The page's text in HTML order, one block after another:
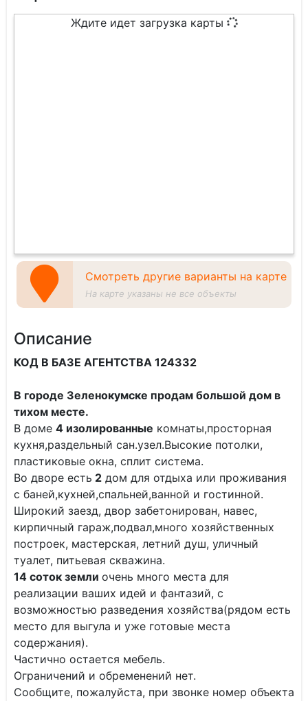
Ждите идет загрузка карты
Смотреть другие варианты на карте
На карте указаны не все объекты
Описание
КОД В БАЗЕ АГЕНТСТВА 124332
В городе Зеленокумске продам большой дом в
тихом месте.
В доме 4 изолированные комнаты,просторная
кухня,раздельный сан.узел.Высокие потолки,
пластиковые окна, сплит система.
Во дворе есть 2 дом для отдыха или проживания
с баней,кухней,спальней,ванной и гостинной.
Широкий заезд, двор забетонирован, навес,
кирпичный гараж,подвал,много хозяйственных
построек, мастерская, летний душ, уличный
туалет, питьевая скважина.
14 соток земли очень много места для
реализации ваших идей и фантазий, с
возможностью разведения хозяйства(рядом есть
место для выгула и уже готовые места
содержания).
Частично остается мебель.
Ограничений и обременений нет.
Сообщите, пожалуйста, при звонке номер объекта